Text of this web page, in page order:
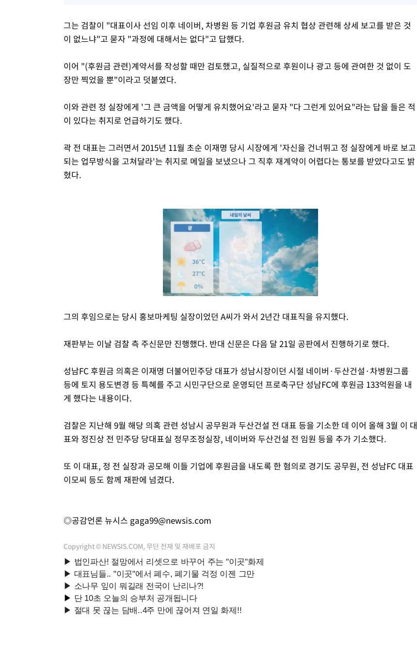
그는 검찰이 "대표이사 선임 이후 네이버, 차병원 등 기업 후원금 유치 협상 관련해 상세 보고를 받은 것
이 없느냐"고 묻자 "과정에 대해서는 없다"고 답했다.
이어 "(후원금 관련)계약서를 작성할 때만 검토했고, 실질적으로 후원이나 광고 등에 관여한 것 없이 도
장만 찍었을 뿐"이라고 덧붙였다.
이와 관련 정 실장에게 '그 큰 금액을 어떻게 유치했어요'라고 묻자 "다 그런게 있어요"라는 답을 들은 적
이 있다는 취지로 언급하기도 했다.
곽 전 대표는 그러면서 2015년 11월 초순 이재명 당시 시장에게 '자신을 건너뛰고 정 실장에게 바로 보고
되는 업무방식을 고쳐달라'는 취지로 메일을 보냈으나 그 직후 재계약이 어렵다는 통보를 받았다고도 밝
혔다.
그의 후임으로는 당시 홍보마케팅 실장이었던 A씨가 와서 2년간 대표직을 유지했다.
재판부는 이날 검찰 측 주신문만 진행했다. 반대 신문은 다음 달 21일 공판에서 진행하기로 했다.
성남FC 후원금 의혹은 이재명 더불어민주당 대표가 성남시장이던 시절 네이버·두산건설·차병원그룹
등에 토지 용도변경 등 특혜를 주고 시민구단으로 운영되던 프로축구단 성남FC에 후원금 133억원을 내
게 했다는 내용이다.
검찰은 지난해 9월 해당 의혹 관련 성남시 공무원과 두산건설 전 대표 등을 기소한 데 이어 올해 3월 이 대
표와 정진상 전 민주당 당대표실 정무조정실장, 네이버와 두산건설 전 임원 등을 추가 기소했다.
또 이 대표, 정 전 실장과 공모해 이들 기업에 후원금을 내도록 한 혐의로 경기도 공무원, 전 성남FC 대표
이모씨 등도 함께 재판에 넘겼다.
◎공감언론 뉴시스 gaga99@newsis.com
Copyright © NEWSIS.COM, 무단 전재 및 재배포 금지